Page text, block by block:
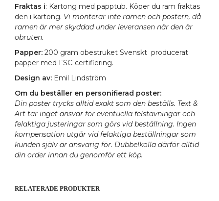
Fraktas i: Kartong med papptub. Köper du ram fraktas
den i kartong. Vi monterar inte ramen och postern, då
ramen är mer skyddad under leveransen när den är
obruten.
Papper: 200 gram obestruket Svenskt producerat
papper med FSC-certifiering.
Design av: Emil Lindström
Om du beställer en personifierad poster:
Din poster trycks alltid exakt som den beställs. Text &
Art tar inget ansvar för eventuella felstavningar och
felaktiga justeringar som görs vid beställning. Ingen
kompensation utgår vid felaktiga beställningar som
kunden själv är ansvarig för. Dubbelkolla därför alltid
din order innan du genomför ett köp.
RELATERADE PRODUKTER